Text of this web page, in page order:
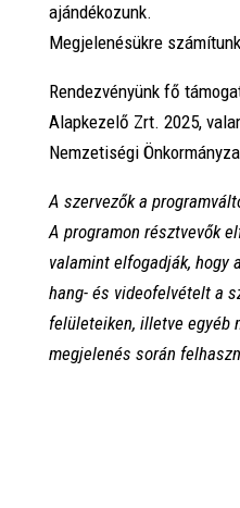
ajándékozunk.
Megjelenésükre
Rendezvényünk fő
Alapkezelő Zrt. 2025,
Nemzetiségi
A szervezők a
A programon résztvevők
valamint elfogadják, hogy
hang- és videofelvételt a
felületeiken, illetve egyéb
megjelenés során